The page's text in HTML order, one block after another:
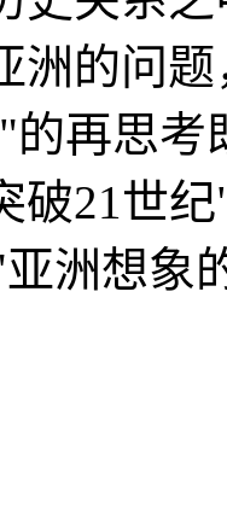
洲的问
的再思考
破21世
洲想象